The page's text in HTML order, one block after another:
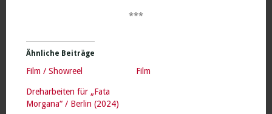
***
Ähnliche Beiträge
Film / Showreel Film
Dreharbeiten für „Fata
Morgana“ / Berlin (2024)